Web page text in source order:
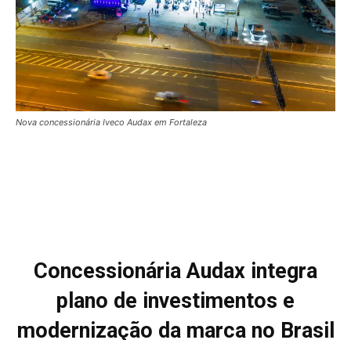
Nova concessionária Iveco Audax em Fortaleza
Concessionária Audax integra
plano de investimentos e
modernização da marca no Brasil